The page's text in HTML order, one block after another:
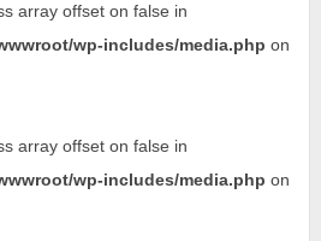
array offset on false in
wp-includes/media.php on
array offset on false in
wp-includes/media.php on